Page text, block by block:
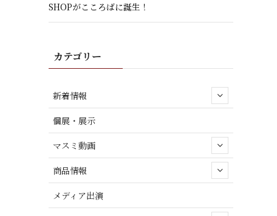
SHOPがこころばに誕生！
カテゴリー
新着情報
個展・展示
マスミ動画
商品情報
メディア出演